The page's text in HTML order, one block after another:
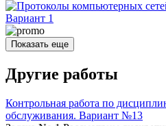
Показать еще
Другие работы
Контрольная работа по
обслуживания. Вариант №13